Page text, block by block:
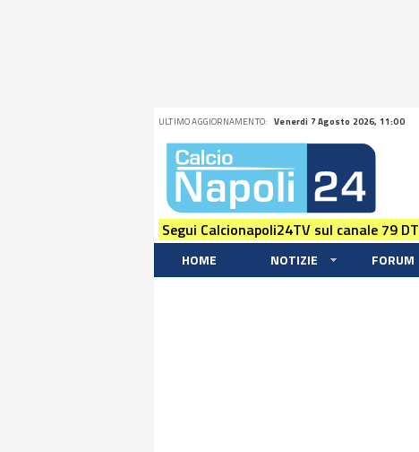
ULTIMO AGGIORNAMENTO: Venerdi 7 Agosto 2026, 11:00
Segui Calcionapoli24TV sul canale 79
HOME NOTIZIE FORUM